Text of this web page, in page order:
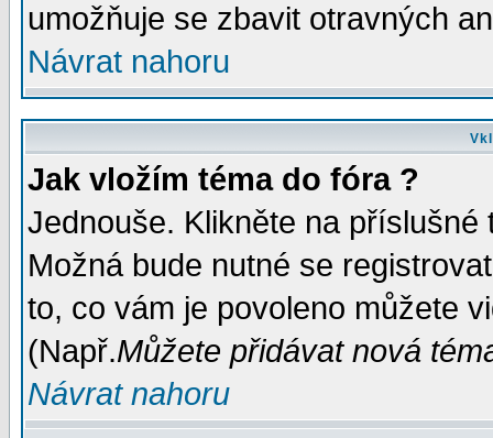
umožňuje se zbavit otravných
Návrat nahoru
Jak vložím téma do fóra ?
Jednouše. Klikněte na
Možná bude nutné se
to, co vám je povoleno můžete
(Např.Můžete přidávat nová
Návrat nahoru